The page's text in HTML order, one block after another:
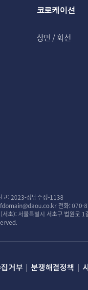
코로케이션
상면 / 회선
고: 2023-성남수정-1138
전화: 070-
서초): 서울특별시 서초구 법원로 1
거부 분쟁해결정책